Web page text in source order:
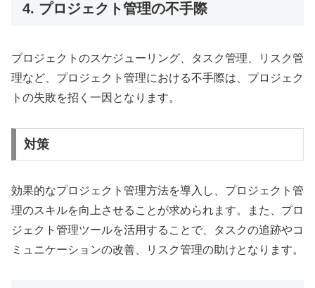
4. プロジェクト管理の不手際
プロジェクトのスケジューリング、タスク管理、リスク管
理など、プロジェクト管理における不手際は、プロジェク
トの失敗を招く一因となります。
対策
効果的なプロジェクト管理方法を導入し、プロジェクト管
理のスキルを向上させることが求められます。また、プロ
ジェクト管理ツールを活用することで、タスクの追跡やコ
ミュニケーションの改善、リスク管理の助けとなります。